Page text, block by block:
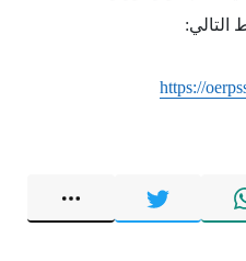
التالي:
https://